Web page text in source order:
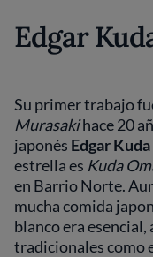
Edgar
Su primer trabajo
Murasakihace 20
japonés Edgar Kuda
estrella es Kuda
en Barrio Norte.
mucha comida
blanco era
tradicionales como